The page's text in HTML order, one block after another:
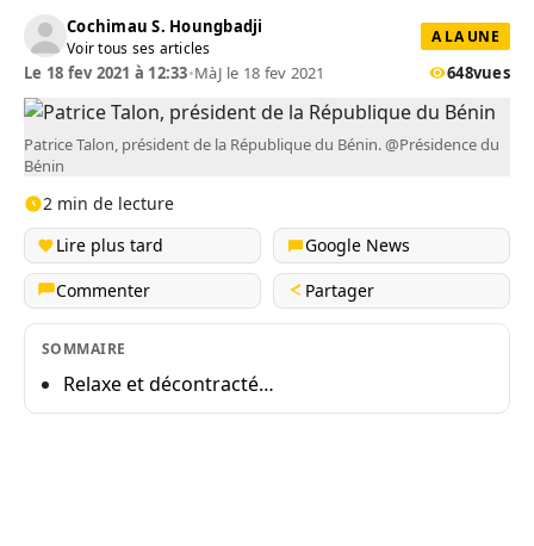
Cochimau S. Houngbadji
Voir tous ses articles
A LA UNE
Le 18 fev 2021 à 12:33•MàJ le 18 fev 2021 648vues
Patrice Talon, président de la République du Bénin. @Présidence du
Bénin
2 min de lecture
Lire plus tard
Google News
Commenter
Partager
SOMMAIRE
Relaxe et décontracté…